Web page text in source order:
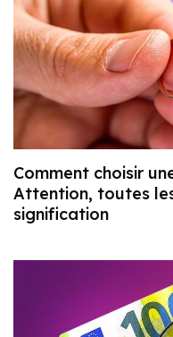
Comment choisir
Attention, toutes
signification